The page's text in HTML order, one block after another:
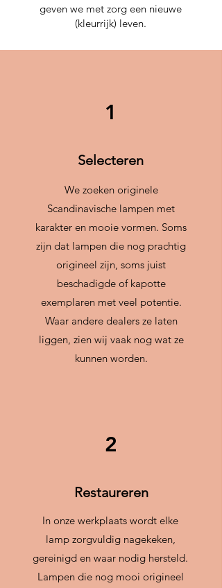
geven we met zorg een nieuwe
(kleurrijk) leven.
1
Selecteren
We zoeken originele
Scandinavische lampen met
karakter en mooie vormen. Soms
zijn dat lampen die nog prachtig
origineel zijn, soms juist
beschadigde of kapotte
exemplaren met veel potentie.
Waar andere dealers ze laten
liggen, zien wij vaak nog wat ze
kunnen worden.
2
Restaureren
In onze werkplaats wordt elke
lamp zorgvuldig nagekeken,
gereinigd en waar nodig hersteld.
Lampen die nog mooi origineel